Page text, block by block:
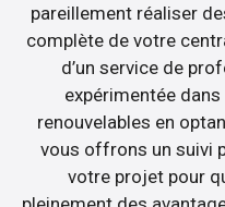
pareillement réaliser
complète de votre
d’un service de
expérimentée
renouvelables en
vous offrons un suivi
votre projet pour